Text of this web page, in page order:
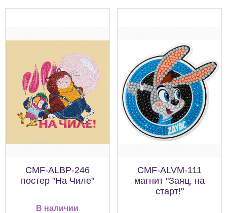
CMF-ALBP-246
постер "На Чиле"
В наличии
CMF-ALVM-111
магнит "Заяц, на
старт!"